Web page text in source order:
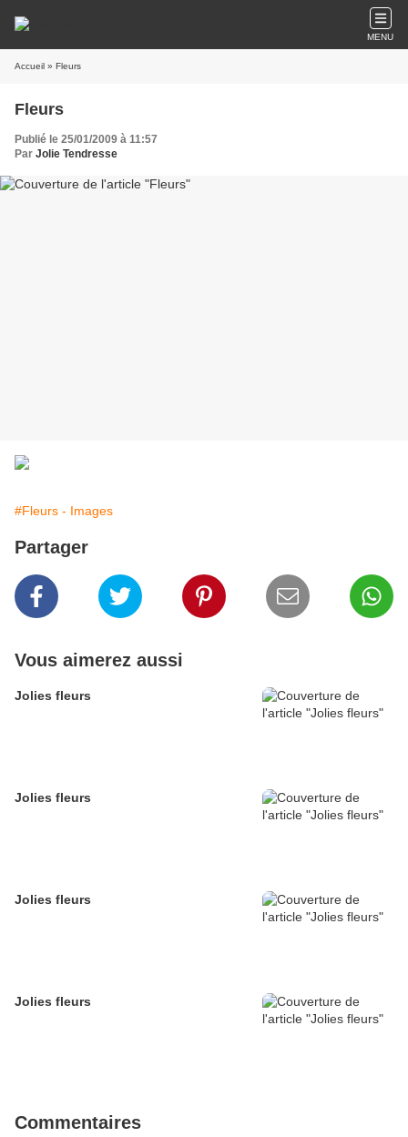
MENU
Accueil » Fleurs
Fleurs
Publié le 25/01/2009 à 11:57
Par Jolie Tendresse
#Fleurs - Images
Partager
Vous aimerez aussi
Jolies fleurs
Jolies fleurs
Jolies fleurs
Jolies fleurs
Commentaires